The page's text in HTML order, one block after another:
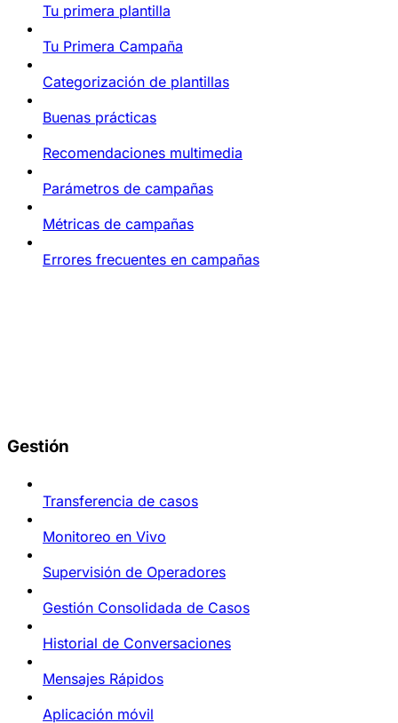
Tu primera plantilla
Tu Primera Campaña
Categorización de plantillas
Buenas prácticas
Recomendaciones multimedia
Parámetros de campañas
Métricas de campañas
Errores frecuentes en campañas
Gestión
Transferencia de casos
Monitoreo en Vivo
Supervisión de Operadores
Gestión Consolidada de Casos
Historial de Conversaciones
Mensajes Rápidos
Aplicación móvil